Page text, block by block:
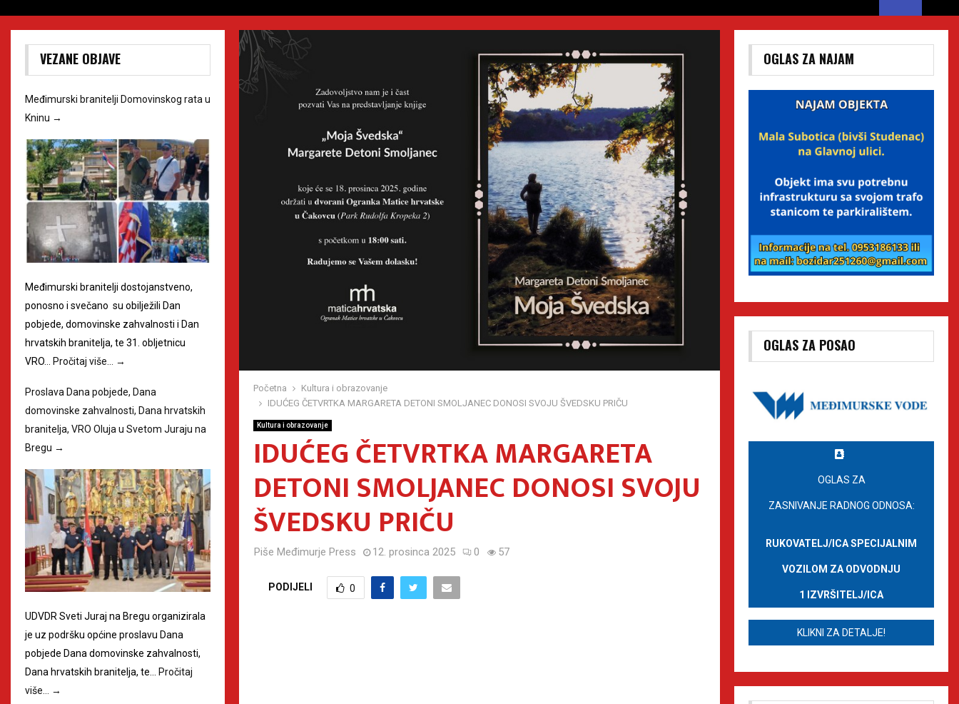
Početna
Kultura i obrazovanje
IDUĆEG ČETVRTKA MARGARETA DETONI SMOLJANEC DONOSI SVOJU ŠVEDSKU PRIČU
Kultura i obrazovanje
IDUĆEG ČETVRTKA MARGARETA
DETONI SMOLJANEC DONOSI SVOJU
ŠVEDSKU PRIČU
Piše Međimurje Press 12. prosinca 2025 0 57
PODIJELI 0
VEZANE OBJAVE
Međimurski branitelji Domovinskog rata u
Kninu →
Međimurski branitelji dostojanstveno,
ponosno i svečano su obilježili Dan
pobjede, domovinske zahvalnosti i Dan
hrvatskih branitelja, te 31. obljetnicu
VRO…
Pročitaj više… →
Proslava Dana pobjede, Dana
domovinske zahvalnosti, Dana hrvatskih
branitelja, VRO Oluja u Svetom Juraju na
Bregu →
UDVDR Sveti Juraj na Bregu organizirala
je uz podršku općine proslavu Dana
pobjede Dana domovinske zahvalnosti,
Dana hrvatskih branitelja, te… Pročitaj
više… →
OGLAS ZA NAJAM
OGLAS ZA POSAO
OGLAS ZA
ZASNIVANJE RADNOG ODNOSA:
RUKOVATELJ/ICA SPECIJALNIM
VOZILOM ZA ODVODNJU
1 IZVRŠITELJ/ICA
KLIKNI ZA DETALJE!